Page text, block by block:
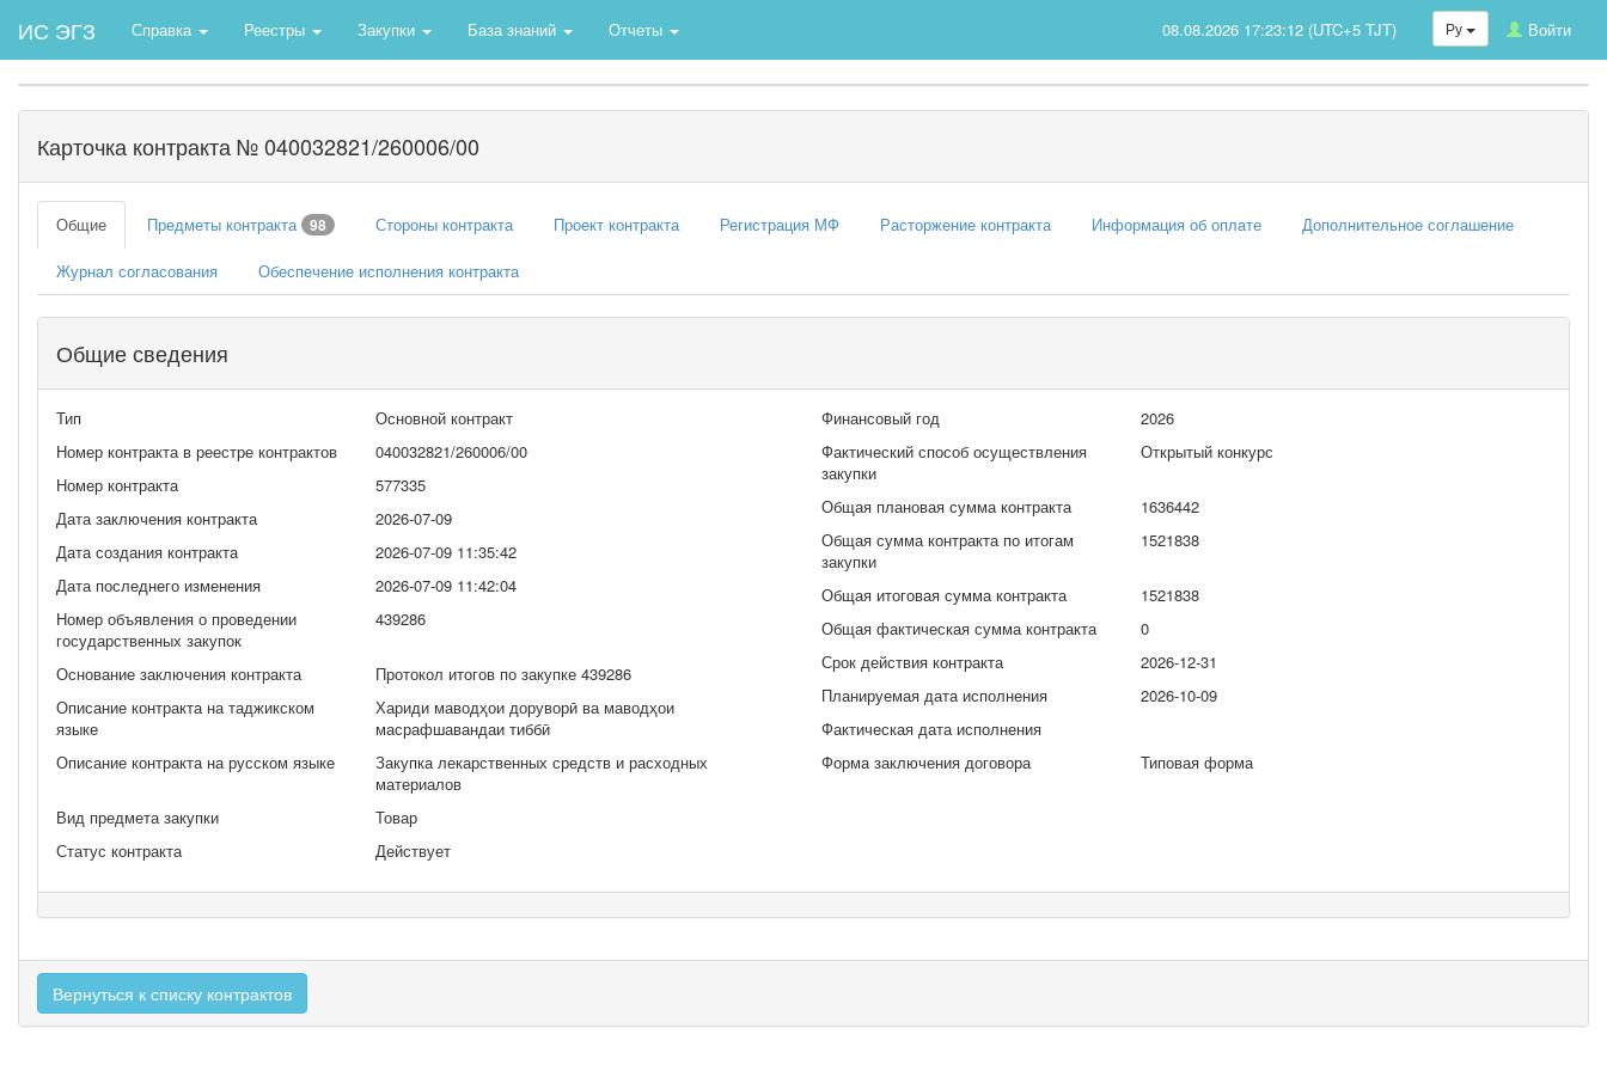
ИС ЭГЗ Справка Реестры Закупки База знаний Отчеты Ру Войти
08.08.2026 17:23:12 (UTC+5 TJT)
Карточка контракта № 040032821/260006/00
Общие Предметы контракта 98 Стороны контракта Проект контракта Регистрация МФ Расторжение контракта Информация об оплате Дополнительное соглашение
Журнал согласования Обеспечение исполнения контракта
Общие сведения
Тип
Основной контракт
Номер контракта в реестре контрактов
040032821/260006/00
Номер контракта
577335
Дата заключения контракта
2026-07-09
Дата создания контракта
2026-07-09 11:35:42
Дата последнего изменения
2026-07-09 11:42:04
Номер объявления о проведении
государственных закупок
439286
Основание заключения контракта
Протокол итогов по закупке 439286
Описание контракта на таджикском
языке
Хариди маводҳои доруворӣ ва маводҳои
масрафшавандаи тиббӣ
Описание контракта на русском языке
Закупка лекарственных средств и расходных
материалов
Вид предмета закупки
Товар
Статус контракта
Действует
Финансовый год
2026
Фактический способ осуществления
закупки
Открытый конкурс
Общая плановая сумма контракта
1636442
Общая сумма контракта по итогам
закупки
1521838
Общая итоговая сумма контракта
1521838
Общая фактическая сумма контракта
0
Срок действия контракта
2026-12-31
Планируемая дата исполнения
2026-10-09
Фактическая дата исполнения
Форма заключения договора
Типовая форма
Вернуться к списку контрактов